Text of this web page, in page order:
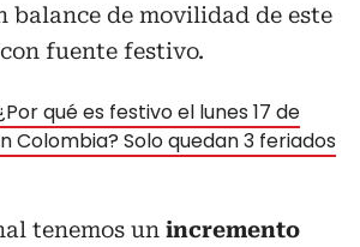
balance de movilidad de este
fuente festivo.
qué es festivo el lunes 17 de
Colombia? Solo quedan 3 feriados
tenemos un incremento